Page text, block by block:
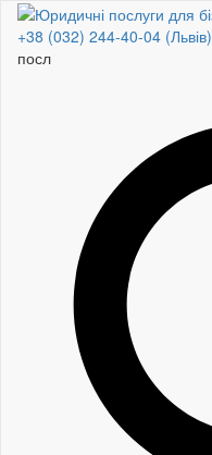
+38 (032) 244-40-04 (Львів)
дог